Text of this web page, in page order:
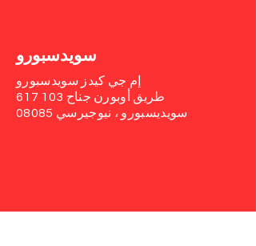
سويدسبورو
إم جي كيدز سويدسبورو
617 طريق أوبورن جناح 103
سويديسبورو ، نيوجيرسي 08085